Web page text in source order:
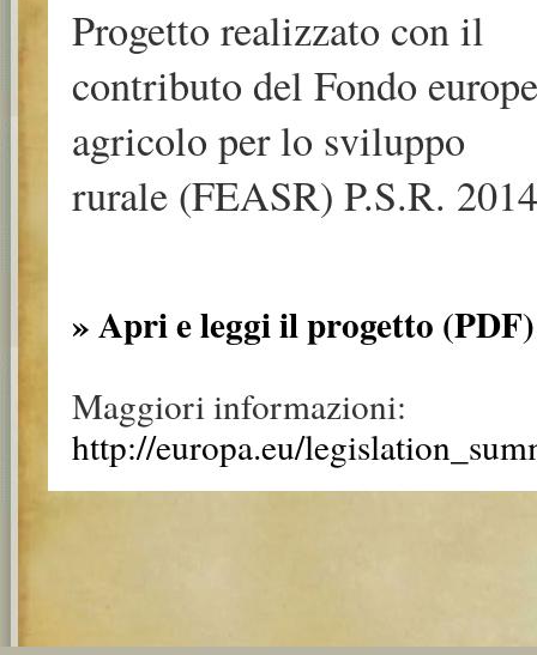
Progetto realizzato con il
contributo del Fondo
agricolo per lo sviluppo
rurale (FEASR) P.S.R.
» Apri e leggi il progetto (PDF)
Maggiori informazioni:
http://europa.eu/